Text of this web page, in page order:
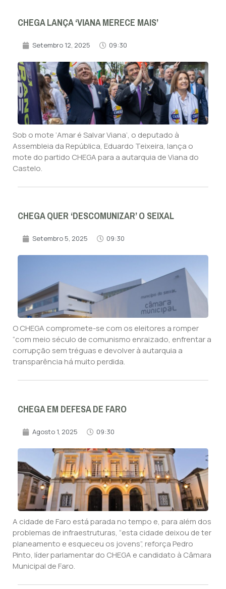
CHEGA LANÇA ‘VIANA MERECE MAIS’
Setembro 12, 2025 09:30
Sob o mote ‘Amar é Salvar Viana’, o deputado à
Assembleia da República, Eduardo Teixeira, lança o
mote do partido CHEGA para a autarquia de Viana do
Castelo.
CHEGA QUER ‘DESCOMUNIZAR’ O SEIXAL
Setembro 5, 2025 09:30
O CHEGA compromete-se com os eleitores a romper
“com meio século de comunismo enraizado, enfrentar a
corrupção sem tréguas e devolver à autarquia a
transparência há muito perdida.
CHEGA EM DEFESA DE FARO
Agosto 1, 2025 09:30
A cidade de Faro está parada no tempo e, para além dos
problemas de infraestruturas, “esta cidade deixou de ter
planeamento e esqueceu os jovens”, reforça Pedro
Pinto, líder parlamentar do CHEGA e candidato à Câmara
Municipal de Faro.